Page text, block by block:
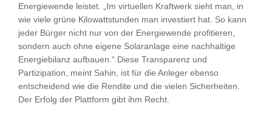
Energiewende leistet. „Im virtuellen Kraftwerk sieht man, in
wie viele grüne Kilowattstunden man investiert hat. So kann
jeder Bürger nicht nur von der Energiewende profitieren,
sondern auch ohne eigene Solaranlage eine nachhaltige
Energiebilanz aufbauen.“ Diese Transparenz und
Partizipation, meint Sahin, ist für die Anleger ebenso
entscheidend wie die Rendite und die vielen Sicherheiten.
Der Erfolg der Plattform gibt ihm Recht.